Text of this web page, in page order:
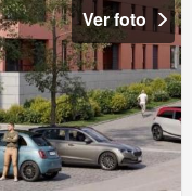
Ver foto